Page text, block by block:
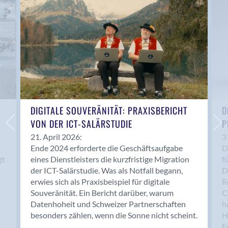
Anwil
Appenzell
Au SG
Baar
Baden
Balsthal
Balzers
Basel
Bassersdorf
Belp
Bendern
Benken (SG)
Bergdietikon
Berlin
Bern
Bern - Liebefeld
DIGITALE SOUVERÄNITÄT: PRAXISBERICHT
VON DER ICT-SALÄRSTUDIE
21. April 2026:
Ende 2024 erforderte die Geschäftsaufgabe
eines Dienstleisters die kurzfristige Migration
der ICT-Salärstudie. Was als Notfall begann,
erwies sich als Praxisbeispiel für digitale
Souveränität. Ein Bericht darüber, warum
Datenhoheit und Schweizer Partnerschaften
besonders zählen, wenn die Sonne nicht scheint.